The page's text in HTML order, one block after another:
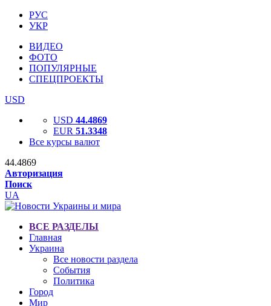
РУС
УКР
ВИДЕО
ФОТО
ПОПУЛЯРНЫЕ
СПЕЦПРОЕКТЫ
USD
USD 44.4869
EUR 51.3348
Все курсы валют
44.4869
Авторизация
Поиск
UA
ВСЕ РАЗДЕЛЫ
Главная
Украина
Все новости раздела
События
Политика
Город
Мир